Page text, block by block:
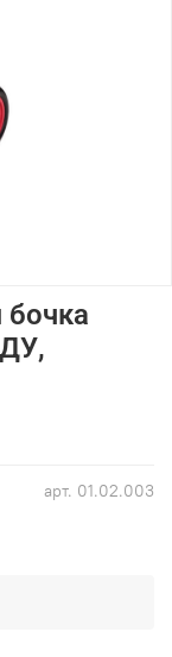
арт. 01.02.003
бочка